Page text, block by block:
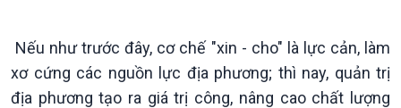
Bản tin
Chuyên mục
Theo dòng Thời sự
Nếu như trước đây, cơ chế "xin - cho" là lực cản, làm
xơ cứng các nguồn lực địa phương; thì nay, quản trị
địa phương tạo ra giá trị công, nâng cao chất lượng